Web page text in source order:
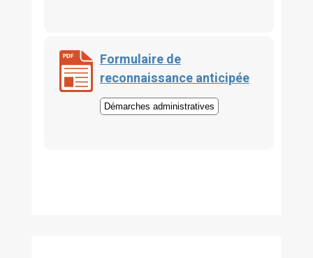
Formulaire de
reconnaissance anticipée
Démarches administratives